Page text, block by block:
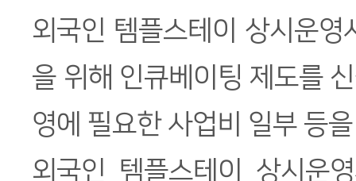
외국인 템플스테이 상시운영
을 위해 인큐베이팅 제도를
영에 필요한 사업비 일부 등
외국인 템플스테이 상시운